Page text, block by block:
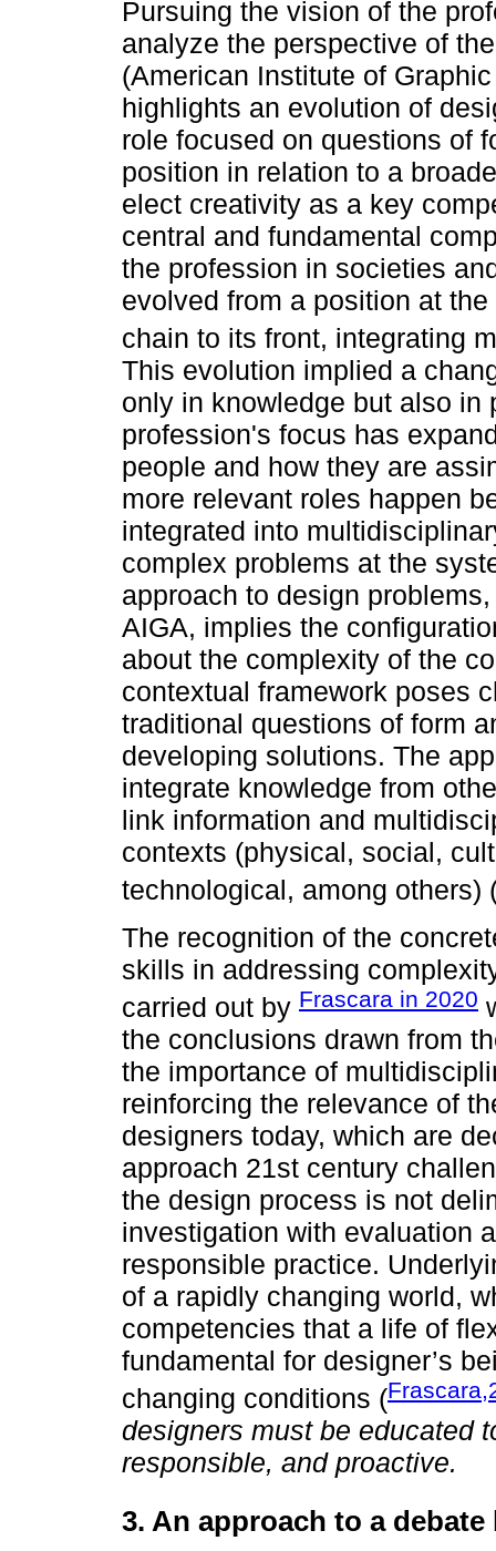
Pursuing the vision of the
analyze the perspective of
(American Institute of
highlights an evolution of
role focused on questions of
position in relation to a
elect creativity as a key
central and fundamental
the profession in societies
evolved from a position at
chain to its front, integrating
This evolution implied a
only in knowledge but also in
profession's focus has
people and how they are
more relevant roles happen
integrated into
complex problems at the
approach to design
AIGA, implies the
about the complexity of the
contextual framework poses
traditional questions of form
developing solutions. The
integrate knowledge from
link information and
contexts (physical, social,
technological, among others)
The recognition of the
skills in addressing
carried out by Frascara in 2020
the conclusions drawn from
the importance of
reinforcing the relevance of
designers today, which are
approach 21st century
the design process is not
investigation with evaluation
responsible practice.
of a rapidly changing world,
competencies that a life of
fundamental for designer’s
changing conditions (
designers must be educated
responsible, and proactive.
3. An approach to a